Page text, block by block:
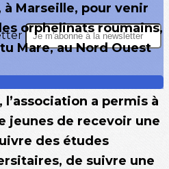
à Marseille, pour venir
orphelinats roumains,
Mare, au Nord Ouest
a permis à
jeunes de recevoir une
des études
de suivre une